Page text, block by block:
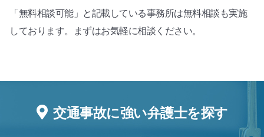
「無料相談可能」と記載している事務所は無料相談も実施
しております。まずはお気軽に相談ください。
交通事故に強い弁護士を探す